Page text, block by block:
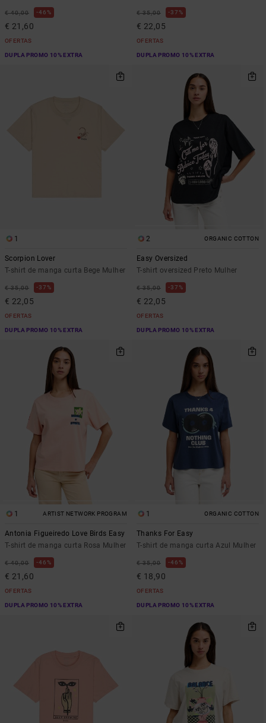
€ 40,00 46%
€ 21,60
OFERTAS
DUPLA PROMO 10% EXTRA
€ 35,00 37%
€ 22,05
OFERTAS
DUPLA PROMO 10% EXTRA
1
Scorpion Lover
T-shirt de manga curta Bege Mulher
€ 35,00 37%
€ 22,05
OFERTAS
DUPLA PROMO 10% EXTRA
2 ORGANIC COTTON
Easy Oversized
T-shirt oversized Preto Mulher
€ 35,00 37%
€ 22,05
OFERTAS
DUPLA PROMO 10% EXTRA
1 ARTIST NETWORK PROGRAM
Antonia Figueiredo Love Birds Easy
T-shirt de manga curta Rosa Mulher
€ 40,00 46%
€ 21,60
OFERTAS
DUPLA PROMO 10% EXTRA
1 ORGANIC COTTON
Thanks For Easy
T-shirt de manga curta Azul Mulher
€ 35,00 46%
€ 18,90
OFERTAS
DUPLA PROMO 10% EXTRA